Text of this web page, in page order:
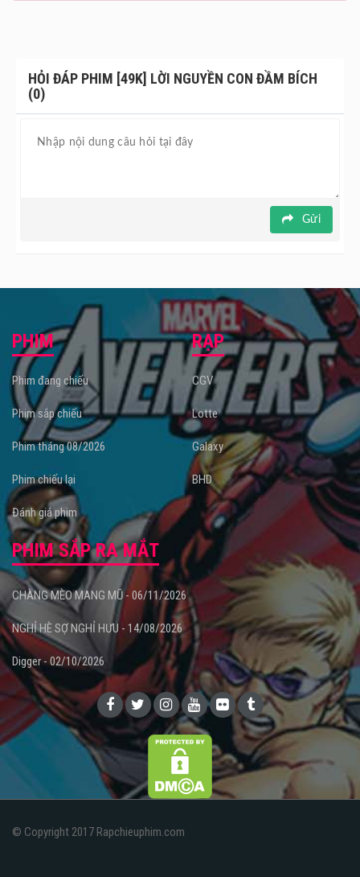
HỎI ĐÁP PHIM [49K] LỜI NGUYỀN CON ĐẦM BÍCH
(0)
Gửi
PHIM
Phim đang chiếu
Phim sắp chiếu
Phim tháng 08/2026
Phim chiếu lại
Đánh giá phim
RẠP
CGV
Lotte
Galaxy
BHD
PHIM SẮP RA MẮT
CHÀNG MÈO MANG MŨ - 06/11/2026
NGHỈ HÈ SỢ NGHỈ HƯU - 14/08/2026
Digger - 02/10/2026
© Copyright 2017 Rapchieuphim.com